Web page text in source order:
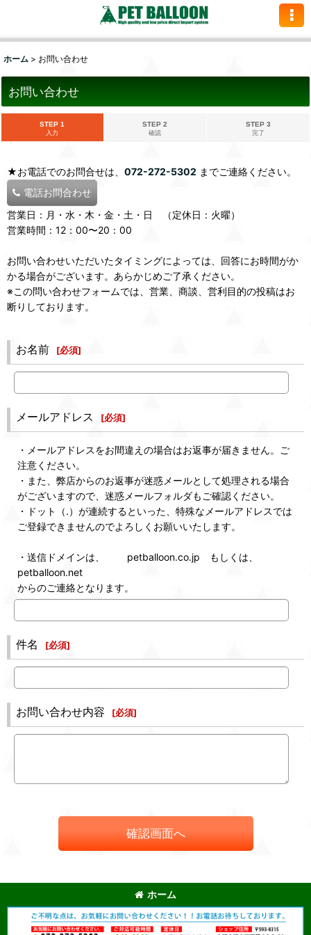
ホーム > お問い合わせ
お問い合わせ
STEP 1
入力
STEP 2
確認
STEP 3
完了
★お電話でのお問合せは、 072-272-5302 までご連絡ください。
電話お問合わせ
営業日：月・水・木・金・土・日 （定休日：火曜）
営業時間：12：00〜20：00
お問い合わせいただいたタイミングによっては、回答にお時間がか
かる場合がございます。あらかじめご了承ください。
※この問い合わせフォームでは、営業、商談、営利目的の投稿はお
断りしております。
お名前 [必須]
メールアドレス [必須]
・メールアドレスをお間違えの場合はお返事が届きません。ご
注意ください。
・また、弊店からのお返事が迷惑メールとして処理される場合
がございますので、迷惑メールフォルダもご確認ください。
・ドット（.）が連続するといった、特殊なメールアドレスでは
ご登録できませんのでよろしくお願いいたします。
・送信ドメインは、 petballoon.co.jp もしくは、
petballoon.net
からのご連絡となります。
件名 [必須]
お問い合わせ内容 [必須]
確認画面へ
ホーム